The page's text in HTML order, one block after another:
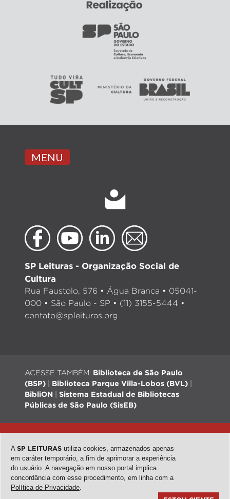
MENU
SP Leituras - Organização Social de
Cultura
Rua Faustolo, 576 • Água Branca • 05041-
000 • São Paulo - SP • (11) 3155-5444 •
contato@spleituras.org
ACESSE TAMBÉM: Biblioteca de São Paulo
(BSP)
Biblioteca Parque Villa-Lobos (BVL)
BibliON
Sistema Estadual de Bibliotecas
Públicas de São Paulo (SisEB)
QubeDesign
| Arte: Passarim db
topo
A SP LEITURAS utiliza cookies, armazenados apenas
em caráter temporário, a fim de aprimorar a experiência
do usuário. A navegação em nosso portal implica
concordância com esse procedimento, em linha com a
Política de Privacidade.